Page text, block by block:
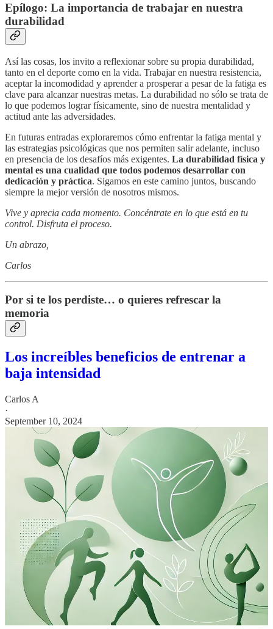
Epílogo: La importancia de trabajar en nuestra
durabilidad
Así las cosas, los invito a reflexionar sobre su propia durabilidad,
tanto en el deporte como en la vida. Trabajar en nuestra resistencia,
aceptar la incomodidad y aprender a prosperar a pesar de la fatiga es
clave para alcanzar nuestras metas. La durabilidad no sólo se trata de
lo que podemos lograr físicamente, sino de nuestra mentalidad y
actitud ante las adversidades.
En futuras entradas exploraremos cómo enfrentar la fatiga mental y
las estrategias psicológicas que nos permiten salir adelante, incluso
en presencia de los desafíos más exigentes. La durabilidad física y
mental es una cualidad que todos podemos desarrollar con
dedicación y práctica. Sigamos en este camino juntos, buscando
siempre la mejor versión de nosotros mismos.
Vive y aprecia cada momento. Concéntrate en lo que está en tu
control. Disfruta el proceso.
Un abrazo,
Carlos
Por si te los perdiste… o quieres refrescar la
memoria
Los increíbles beneficios de entrenar a
baja intensidad
Carlos A
·
September 10, 2024